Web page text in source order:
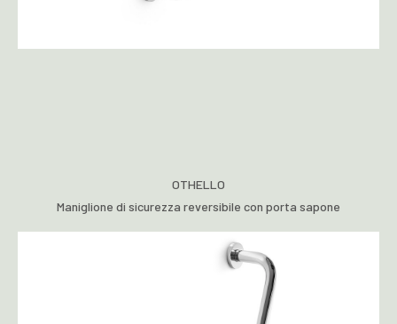
OTHELLO
Maniglione di sicurezza reversibile con porta sapone